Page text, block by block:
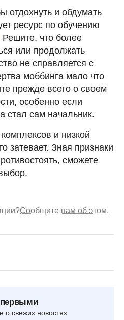
отдохнуть и обдумать
ресурс по обучению
Решите, что более
или продолжать
не справляется с
моббинга мало что
прежде всего о своем
особенно если
стал сам начальник.
и низкой
затевает. Зная признаки
сможете
Сообщите нам об этом.
первыми
о свежих новостях